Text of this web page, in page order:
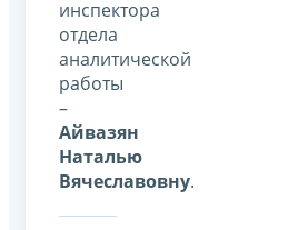
инспектора
отдела
аналитической
работы
–
Айвазян
Наталью
Вячеславовну.